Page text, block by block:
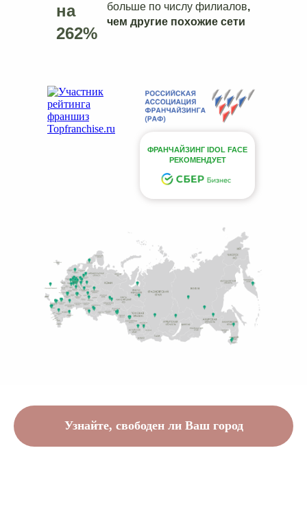
на
262%
больше по числу филиалов,
чем другие похожие сети
ФРАНЧАЙЗИНГ IDOL FACE
РЕКОМЕНДУЕТ
Узнайте, свободен ли Ваш город